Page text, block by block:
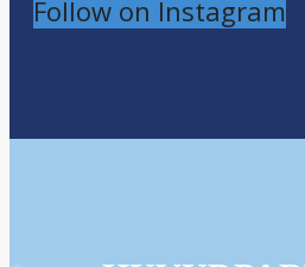
Follow on Instagram